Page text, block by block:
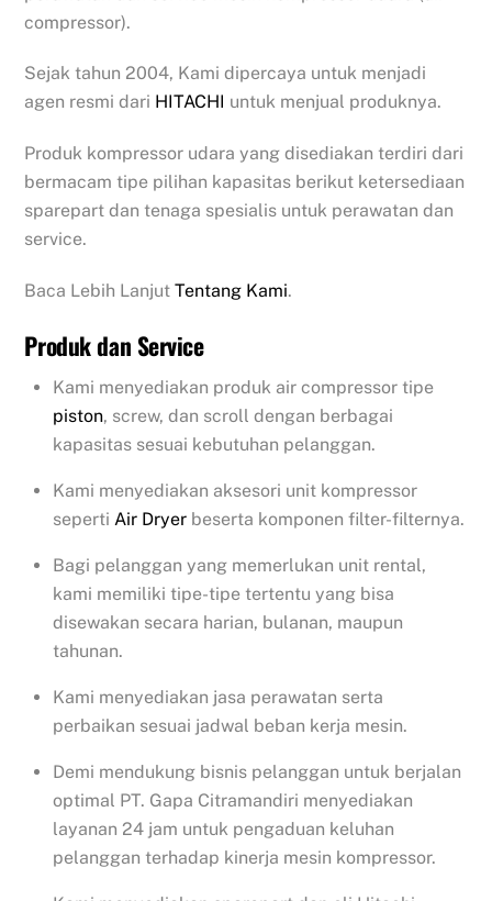
compressor).
Sejak tahun 2004, Kami dipercaya untuk menjadi
agen resmi dari HITACHI untuk menjual produknya.
Produk kompressor udara yang disediakan terdiri dari
bermacam tipe pilihan kapasitas berikut ketersediaan
sparepart dan tenaga spesialis untuk perawatan dan
service.
Baca Lebih LanjutTentang Kami.
Produk dan Service
Kami menyediakan produk air compressor tipe
piston, screw, dan scroll dengan berbagai
kapasitas sesuai kebutuhan pelanggan.
Kami menyediakan aksesori unit kompressor
seperti Air Dryer beserta komponen filter-filternya.
Bagi pelanggan yang memerlukan unit rental,
kami memiliki tipe-tipe tertentu yang bisa
disewakan secara harian, bulanan, maupun
tahunan.
Kami menyediakan jasa perawatan serta
perbaikan sesuai jadwal beban kerja mesin.
Demi mendukung bisnis pelanggan untuk berjalan
optimal PT. Gapa Citramandiri menyediakan
layanan 24 jam untuk pengaduan keluhan
pelanggan terhadap kinerja mesin kompressor.